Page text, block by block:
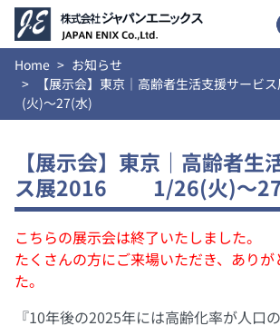
Home
お知らせ
【展示会】東京｜高齢者生活支援サー
(火)～27(水)
【展示会】東京｜高齢者生
ス展2016 1/26(火)～
こちらの展示会は終了いたしました。
たくさんの方にご来場いただき、あり
た。
『10年後の2025年には高齢化率が人口